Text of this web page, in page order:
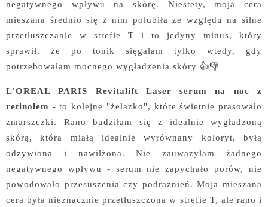
negatywnego wpływu na skórę. Niestety, moja cera
mieszana średnio się z nim polubiła ze względu na silne
przetłuszczanie w strefie T i to jedyny minus, który
sprawił, że po tonik sięgałam tylko wtedy, gdy
potrzebowałam mocnego wygładzenia skóry 👍👎
L'OREAL PARIS Revitalift Laser serum na noc z
retinolem - to kolejne "żelazko", które świetnie prasowało
zmarszczki. Rano budziłam się z idealnie wygładzoną
skórą, która miała idealnie wyrównany koloryt, była
odżywiona i nawilżona. Nie zauważyłam żadnego
negatywnego wpływu - serum nie zapychało porów, nie
powodowało przesuszenia czy podrażnień. Moja mieszana
cera była nieznacznie przetłuszczona w strefie T, ale rano i